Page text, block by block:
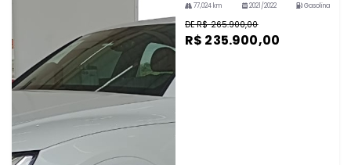
77,024 km 2021/2022 Gasolina
DE R$ 265.900,00
R$ 235.900,00